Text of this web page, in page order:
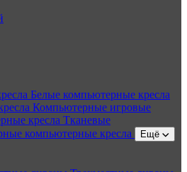
Белые компьютерные кресла
Компьютерные игровые
кресла Тканевые
компьютерные кресла Ещё